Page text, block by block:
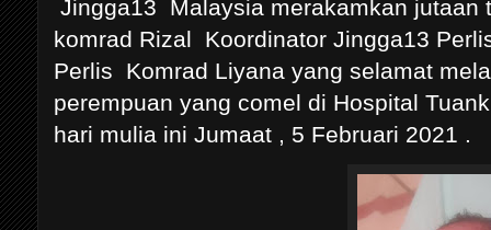
Jingga13 Malaysia merakamkan jutaan
komrad Rizal Koordinator Jingga13
Perlis Komrad Liyana yang selamat
perempuan yang comel di Hospital
hari mulia ini Jumaat , 5 Februari 2021 .